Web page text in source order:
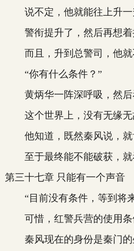
说不定，他就能往上升一
警衔提升了，然后再想着
而且，升到总警司，他就
“你有什么条件？”
黄炳华一阵深呼吸，然后
这个世界上，没有无缘无
他知道，既然秦风说，就
至于最终能不能破获，就
第三十七章 只能有一个声音
“目前没有条件，等到将来
可惜，红警兵营的使用条
秦风现在的身份是秦门的